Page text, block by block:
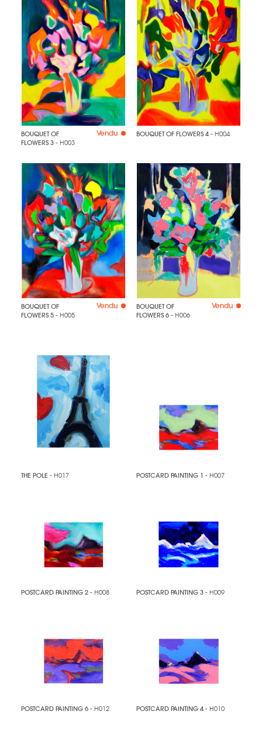
BOUQUET OF
FLOWERS 3 - H003
Vendu BOUQUET OF FLOWERS 4 - H004
BOUQUET OF
FLOWERS 5 - H005
Vendu
BOUQUET OF
FLOWERS 6 - H006
Vendu
THE POLE - H017 POSTCARD PAINTING 1 - H007
POSTCARD PAINTING 2 - H008 POSTCARD PAINTING 3 - H009
POSTCARD PAINTING 6 - H012 POSTCARD PAINTING 4 - H010